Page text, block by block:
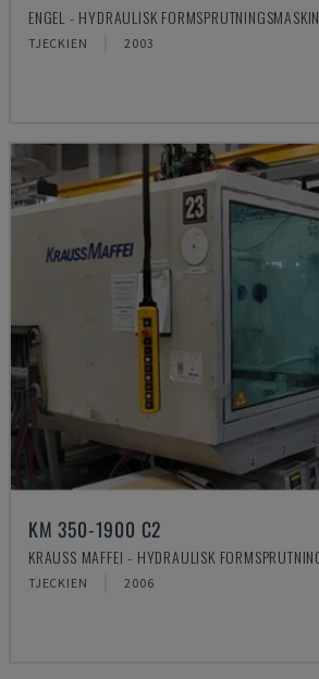
ENGEL - HYDRAULISK FORMSPRUTNINGSMASKIN
TJECKIEN 2003
KM 350-1900 C2
KRAUSS MAFFEI - HYDRAULISK
TJECKIEN 2006